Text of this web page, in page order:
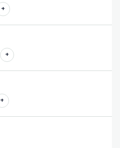
+
+
+